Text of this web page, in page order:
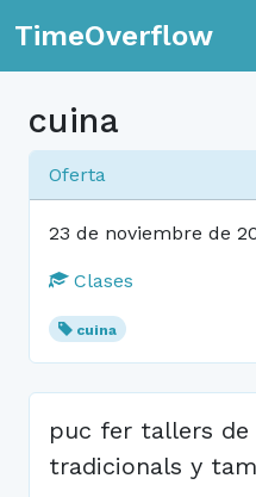
TimeOverflow
cuina
Oferta
23 de noviembre de
Clases
cuina
puc fer tallers de
tradicionals y